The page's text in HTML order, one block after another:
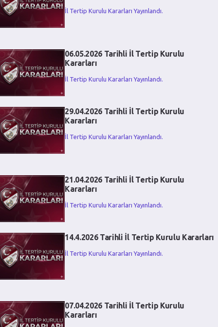
İl Tertip Kurulu Kararları Yayınlandı.
06.05.2026 Tarihli İl Tertip Kurulu
Kararları
İl Tertip Kurulu Kararları Yayınlandı.
29.04.2026 Tarihli İl Tertip Kurulu
Kararları
İl Tertip Kurulu Kararları Yayınlandı.
21.04.2026 Tarihli İl Tertip Kurulu
Kararları
İl Tertip Kurulu Kararları Yayınlandı.
14.4.2026 Tarihli İl Tertip Kurulu Kararları
İl Tertip Kurulu Kararları Yayınlandı.
07.04.2026 Tarihli İl Tertip Kurulu
Kararları